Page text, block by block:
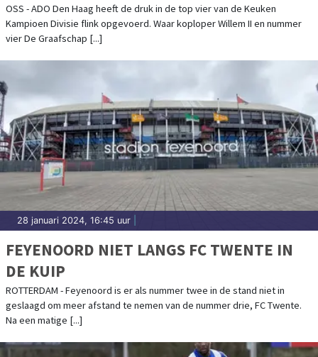
OSS - ADO Den Haag heeft de druk in de top vier van de Keuken
Kampioen Divisie flink opgevoerd. Waar koploper Willem II en nummer
vier De Graafschap [...]
28 januari 2024, 16:45 uur
FEYENOORD NIET LANGS FC TWENTE IN
DE KUIP
ROTTERDAM - Feyenoord is er als nummer twee in de stand niet in
geslaagd om meer afstand te nemen van de nummer drie, FC Twente.
Na een matige [...]